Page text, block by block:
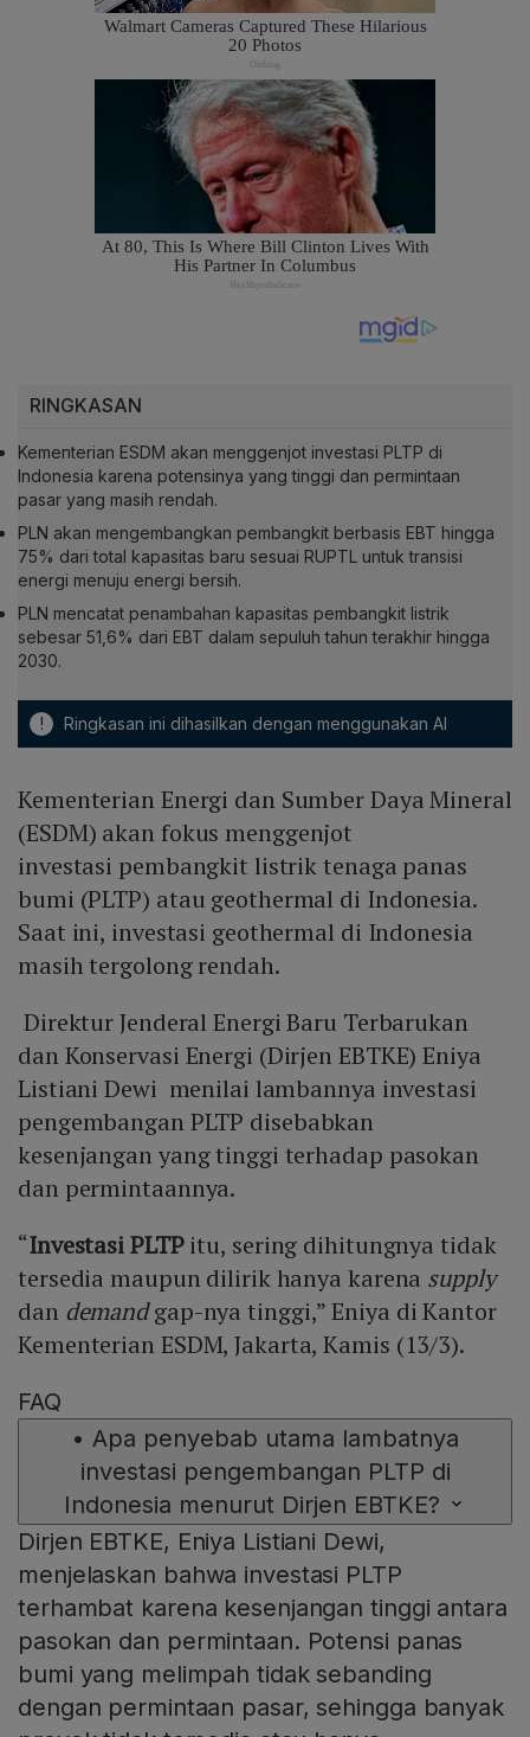
RINGKASAN
Kementerian ESDM akan menggenjot investasi PLTP di
Indonesia karena potensinya yang tinggi dan permintaan
pasar yang masih rendah.
PLN akan mengembangkan pembangkit berbasis EBT hingga
75% dari total kapasitas baru sesuai RUPTL untuk transisi
energi menuju energi bersih.
PLN mencatat penambahan kapasitas pembangkit listrik
sebesar 51,6% dari EBT dalam sepuluh tahun terakhir hingga
2030.
! Ringkasan ini dihasilkan dengan menggunakan AI
Kementerian Energi dan Sumber Daya Mineral
(ESDM) akan fokus menggenjot
investasi pembangkit listrik tenaga panas
bumi (PLTP) atau geothermal di Indonesia.
Saat ini, investasi geothermal di Indonesia
masih tergolong rendah.
Direktur Jenderal Energi Baru Terbarukan
dan Konservasi Energi (Dirjen EBTKE) Eniya
Listiani Dewi menilai lambannya investasi
pengembangan PLTP disebabkan
kesenjangan yang tinggi terhadap pasokan
dan permintaannya.
“Investasi PLTPitu, sering dihitungnya tidak
tersedia maupun dilirik hanya karena supply
dan demandgap-nya tinggi,” Eniya di Kantor
Kementerian ESDM, Jakarta, Kamis (13/3).
FAQ
• Apa penyebab utama lambatnya
investasi pengembangan PLTP di
Indonesia menurut Dirjen EBTKE?
Dirjen EBTKE, Eniya Listiani Dewi,
menjelaskan bahwa investasi PLTP
terhambat karena kesenjangan tinggi antara
pasokan dan permintaan. Potensi panas
bumi yang melimpah tidak sebanding
dengan permintaan pasar, sehingga banyak